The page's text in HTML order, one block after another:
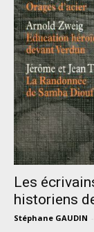
Les
historiens
Stéphane GAUDIN -